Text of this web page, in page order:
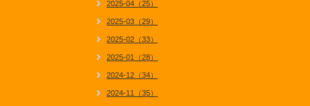
2025-04（25）
2025-03（29）
2025-02（33）
2025-01（28）
2024-12（34）
2024-11（35）